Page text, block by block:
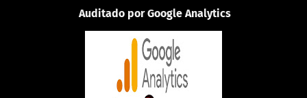
Auditado por Google Analytics